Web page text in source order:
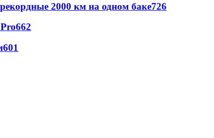
2000 км на одном баке726
662
601